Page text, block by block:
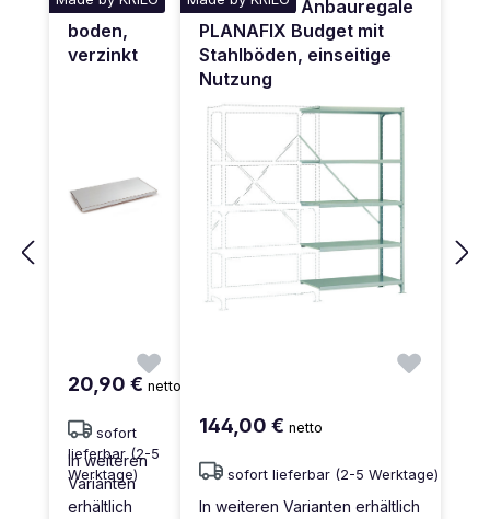
Stahlfach
boden,
verzinkt
20,90 € netto
sofort
lieferbar (2-5
Werktage)
In weiteren
Varianten
erhältlich
Fachboden Anbauregale
PLANAFIX Budget mit
Stahlböden, einseitige
Nutzung
144,00 € netto
sofort lieferbar (2-5 Werktage)
In weiteren Varianten erhältlich